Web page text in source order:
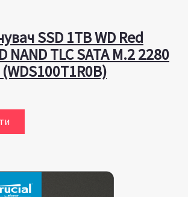
SSD 1TB WD Red
NAND TLC SATA M.2 2280